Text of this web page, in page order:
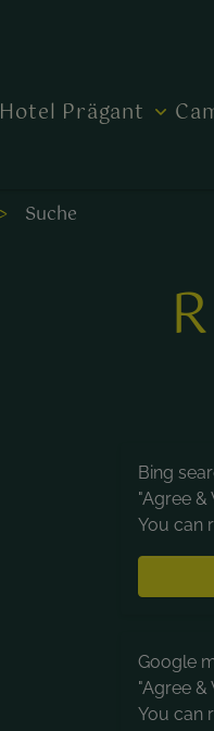
Hotel Prägant
Suche
Bing
"Agree &
You can
Google
"Agree
You can